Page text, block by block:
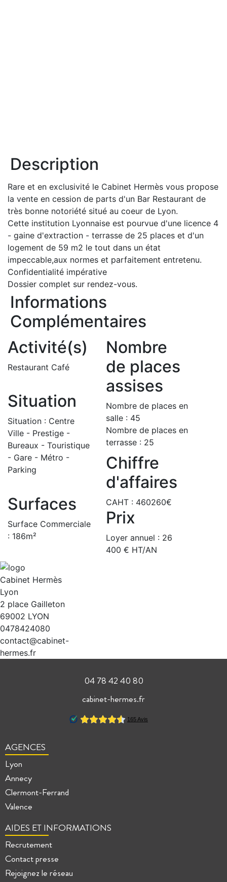
Description
Rare et en exclusivité le Cabinet Hermès vous propose
la vente en cession de parts d'un Bar Restaurant de
très bonne notoriété situé au coeur de Lyon.
Cette institution Lyonnaise est pourvue d'une licence 4
- gaine d'extraction - terrasse de 25 places et d'un
logement de 59 m2 le tout dans un état
impeccable,aux normes et parfaitement entretenu.
Confidentialité impérative
Dossier complet sur rendez-vous.
Informations
Complémentaires
Activité(s)
Restaurant Café
Situation
Situation : Centre
Ville - Prestige -
Bureaux - Touristique
- Gare - Métro -
Parking
Surfaces
Surface Commerciale
: 186m²
Nombre
de places
assises
Nombre de places en
salle : 45
Nombre de places en
terrasse : 25
Chiffre
d'affaires
CAHT : 460260€
Prix
Loyer annuel : 26
400 € HT/AN
Cabinet Hermès
Lyon
2 place Gailleton
69002 LYON
0478424080
contact@cabinet-
hermes.fr
04 78 42 40 80
cabinet-hermes.fr
AGENCES
Lyon
Annecy
Clermont-Ferrand
Valence
AIDES ET INFORMATIONS
Recrutement
Contact presse
Rejoignez le réseau